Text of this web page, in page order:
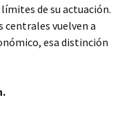
de su actuación.
centrales vuelven a
esa distinción